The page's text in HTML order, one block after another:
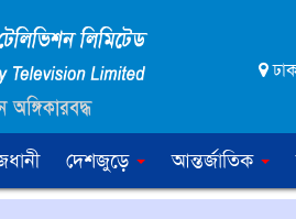
দেশজুড়ে আন্তর্জাতিক